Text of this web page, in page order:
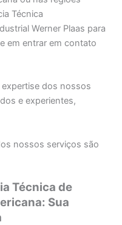
Técnica
Werner Plaas para
em entrar em contato
dos nossos
e experientes,
nossos serviços são
Técnica de
Sua